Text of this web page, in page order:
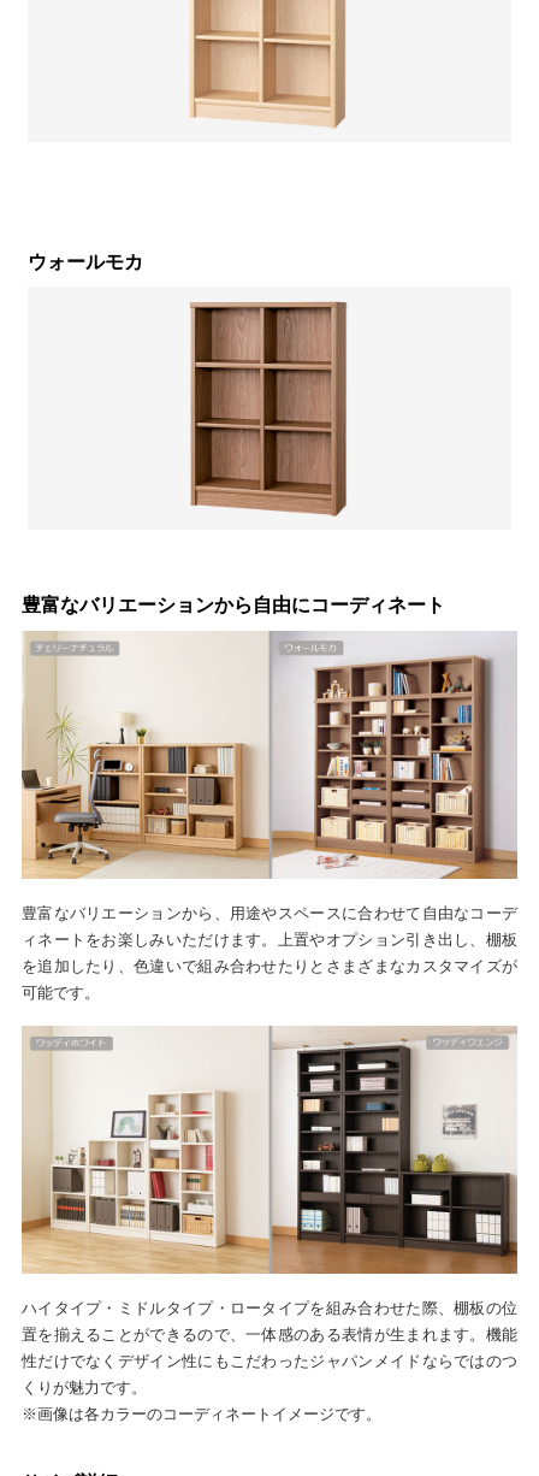
ウォールモカ
豊富なバリエーションから自由にコーディネート
豊富なバリエーションから、用途やスペースに合わせて自由なコーデ
ィネートをお楽しみいただけます。上置やオプション引き出し、棚板
を追加したり、色違いで組み合わせたりとさまざまなカスタマイズが
可能です。
ハイタイプ・ミドルタイプ・ロータイプを組み合わせた際、棚板の位
置を揃えることができるので、一体感のある表情が生まれます。機能
性だけでなくデザイン性にもこだわったジャパンメイドならではのつ
くりが魅力です。
※画像は各カラーのコーディネートイメージです。